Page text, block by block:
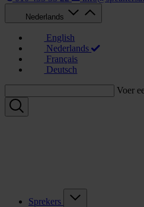
Nederlands
English
Nederlands
Français
Deutsch
Voer
Sprekers